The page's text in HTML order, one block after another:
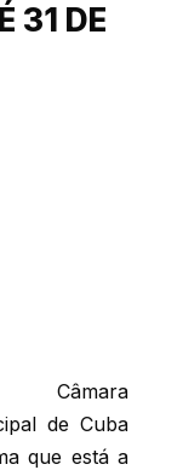
31 DE
de Cuba
que está a